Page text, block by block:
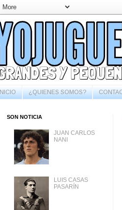
INICIO ¿QUIENES SOMOS?
SON NOTICIA
JUAN CARLOS
NANI
LUIS CASAS
PASARÍN